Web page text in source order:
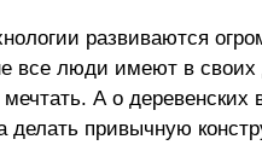
развиваются
все люди имеют в
А о
делать привычную